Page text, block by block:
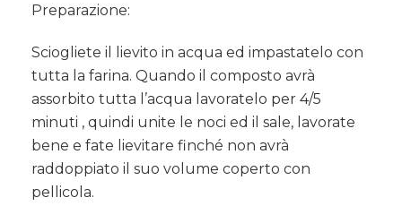
Preparazione:
Sciogliete il lievito in acqua ed impastatelo con
tutta la farina. Quando il composto avrà
assorbito tutta l’acqua lavoratelo per 4/5
minuti , quindi unite le noci ed il sale, lavorate
bene e fate lievitare finché non avrà
raddoppiato il suo volume coperto con
pellicola.